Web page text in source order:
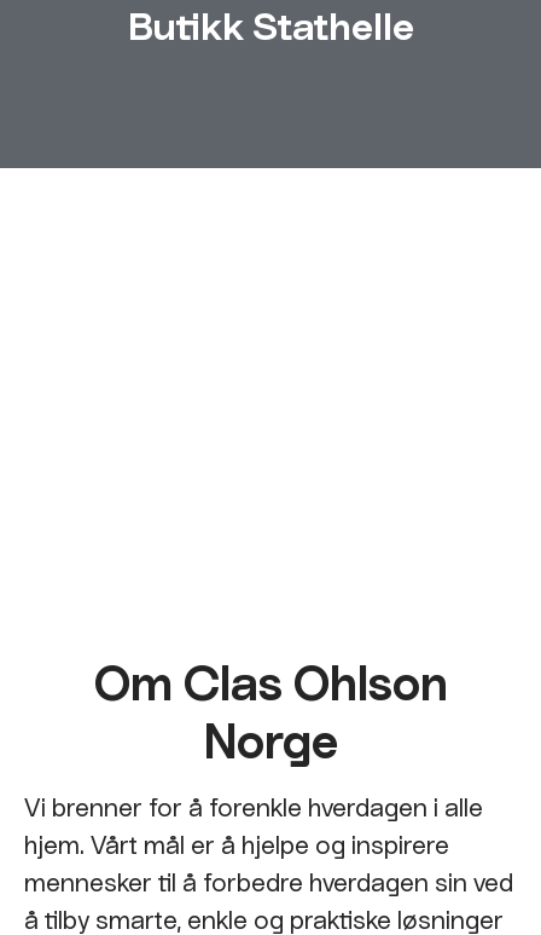
Butikk Stathelle
Om Clas Ohlson
Norge
Vi brenner for å forenkle hverdagen i alle
hjem. Vårt mål er å hjelpe og inspirere
mennesker til å forbedre hverdagen sin ved
å tilby smarte, enkle og praktiske løsninger